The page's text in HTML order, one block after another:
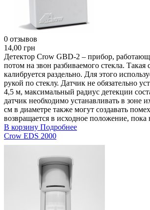
0 отзывов
14,00 грн
Детектор Crow GBD-2 – прибор,
потом на звон разбиваемого стекла.
калибруется раздельно. Для этого
рукой по стеклу. Датчик не обязательно
4,5 м, максимальный радиус детекции
датчик необходимо устанавливать в
см в диаметре также могут создавать
возвращается в исходное положение,
В корзину Подробнее
Crow EDS 2000